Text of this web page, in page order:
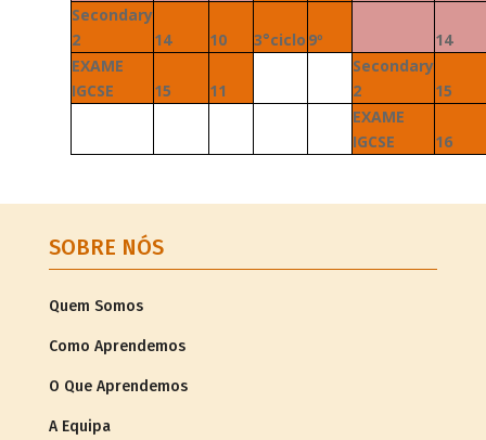
Secondary
2
14 10 3°ciclo 9º
14
EXAME
IGCSE
15 11
Secondary
2
15
EXAME
IGCSE
16
SOBRE NÓS
Quem Somos
Como Aprendemos
O Que Aprendemos
A Equipa